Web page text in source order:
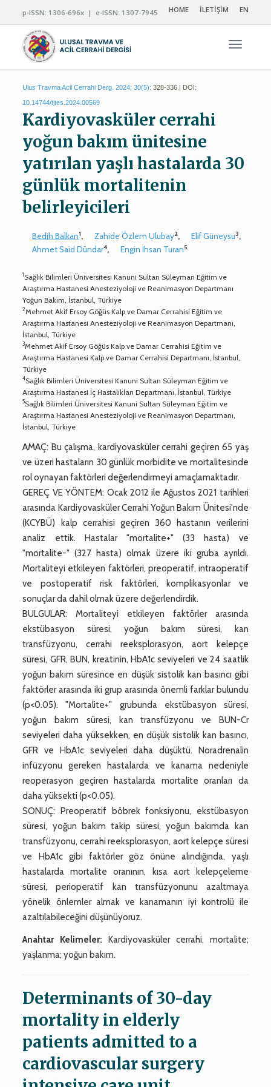
p-ISSN: 1306-696x | e-ISSN: 1307-7945 HOME İLETİŞİM EN
Ulus Travma Acil Cerrahi Derg. 2024; 30(5): 328-336 | DOI:
10.14744/tjtes.2024.00569
Kardiyovasküler cerrahi
yoğun bakım ünitesine
yatırılan yaşlı hastalarda 30
günlük mortalitenin
belirleyicileri
Bedih Balkan1, Zahide Özlem Ulubay2, Elif Güneysu3,
Ahmet Said Dündar4, Engin Ihsan Turan5
1Sağlık Bilimleri Üniversitesi Kanuni Sultan Süleyman Eğitim ve
Araştırma Hastanesi Anesteziyoloji ve Reanimasyon Departmanı
Yoğun Bakım, İstanbul, Türkiye
2Mehmet Akif Ersoy Göğüs Kalp ve Damar Cerrahisi Eğitim ve
Araştırma Hastanesi Anesteziyoloji ve Reanimasyon Departmanı,
İstanbul, Türkiye
3Mehmet Akif Ersoy Göğüs Kalp ve Damar Cerrahisi Eğitim ve
Araştırma Hastanesi Kalp ve Damar Cerrahisi Departmanı, İstanbul,
Türkiye
4Sağlık Bilimleri Üniversitesi Kanuni Sultan Süleyman Eğitim ve
Araştırma Hastanesi İç Hastalıkları Departmanı, İstanbul, Türkiye
5Sağlık Bilimleri Üniversitesi Kanuni Sultan Süleyman Eğitim ve
Araştırma Hastanesi Anesteziyoloji ve Reanimasyon Departmanı,
İstanbul, Türkiye
AMAÇ: Bu çalışma, kardiyovasküler cerrahi geçiren 65 yaş
ve üzeri hastaların 30 günlük morbidite ve mortalitesinde
rol oynayan faktörleri değerlendirmeyi amaçlamaktadır.
GEREÇ VE YÖNTEM: Ocak 2012 ile Ağustos 2021 tarihleri
arasında Kardiyovasküler Cerrahi Yoğun Bakım Ünitesi'nde
(KCYBÜ) kalp cerrahisi geçiren 360 hastanın verilerini
analiz ettik. Hastalar "mortalite+" (33 hasta) ve
"mortalite-" (327 hasta) olmak üzere iki gruba ayrıldı.
Mortaliteyi etkileyen faktörleri, preoperatif, intraoperatif
ve postoperatif risk faktörleri, komplikasyonlar ve
sonuçlar da dahil olmak üzere değerlendirdik.
BULGULAR: Mortaliteyi etkileyen faktörler arasında
ekstübasyon süresi, yoğun bakım süresi, kan
transfüzyonu, cerrahi reeksplorasyon, aort kelepçe
süresi, GFR, BUN, kreatinin, HbA1c seviyeleri ve 24 saatlik
yoğun bakım süresince en düşük sistolik kan basıncı gibi
faktörler arasında iki grup arasında önemli farklar bulundu
(p<0.05). "Mortalite+" grubunda ekstübasyon süresi,
yoğun bakım süresi, kan transfüzyonu ve BUN-Cr
seviyeleri daha yüksekken, en düşük sistolik kan basıncı,
GFR ve HbA1c seviyeleri daha düşüktü. Noradrenalin
infüzyonu gereken hastalarda ve kanama nedeniyle
reoperasyon geçiren hastalarda mortalite oranları da
daha yüksekti (p<0.05).
SONUÇ: Preoperatif böbrek fonksiyonu, ekstübasyon
süresi, yoğun bakım takip süresi, yoğun bakımda kan
transfüzyonu, cerrahi reeksplorasyon, aort kelepçe süresi
ve HbA1c gibi faktörler göz önüne alındığında, yaşlı
hastalarda mortalite oranının, kısa aort kelepçeleme
süresi, perioperatif kan transfüzyonunu azaltmaya
yönelik önlemler almak ve kanamanın iyi kontrolü ile
azaltılabileceğini düşünüyoruz.
Anahtar Kelimeler: Kardiyovasküler cerrahi, mortalite;
yaşlanma; yoğun bakım.
Determinants of 30-day
mortality in elderly
patients admitted to a
cardiovascular surgery